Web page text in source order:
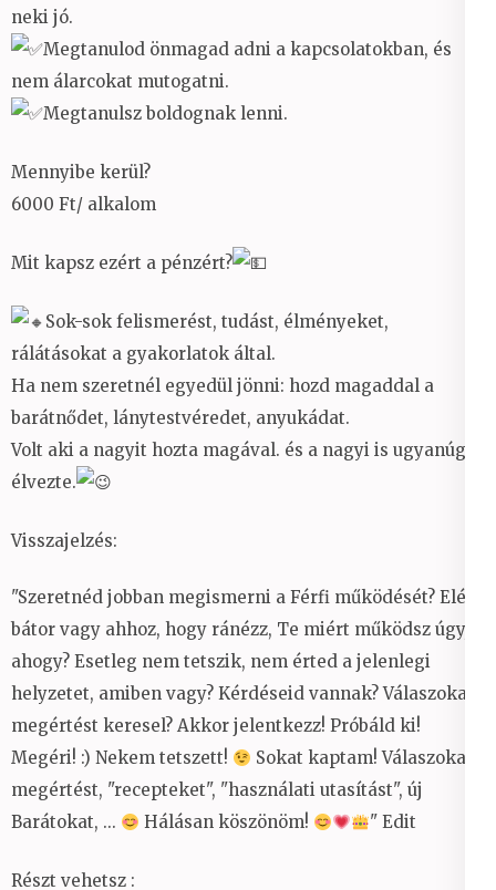
neki jó.
Megtanulod önmagad adni a kapcsolatokban, és
nem álarcokat mutogatni.
Megtanulsz boldognak lenni.
Mennyibe kerül?
6000 Ft/ alkalom
Mit kapsz ezért a pénzért?
Sok-sok felismerést, tudást, élményeket,
rálátásokat a gyakorlatok által.
Ha nem szeretnél egyedül jönni: hozd magaddal a
barátnődet, lánytestvéredet, anyukádat.
Volt aki a nagyit hozta magával. és a nagyi is ugyanúgy
élvezte.
Visszajelzés:
"Szeretnéd jobban megismerni a Férfi működését? Elég
bátor vagy ahhoz, hogy ránézz, Te miért működsz úgy,
ahogy? Esetleg nem tetszik, nem érted a jelenlegi
helyzetet, amiben vagy? Kérdéseid vannak? Válaszokat,
megértést keresel? Akkor jelentkezz! Próbáld ki!
Megéri! :) Nekem tetszett!
Sokat kaptam! Válaszokat,
megértést, "recepteket", "használati utasítást", új
Barátokat, ...
Hálásan köszönöm! " Edit
Részt vehetsz :